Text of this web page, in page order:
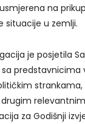
na
situacije u zemlji.
je posjetila
predstavnicima
za Godišnji